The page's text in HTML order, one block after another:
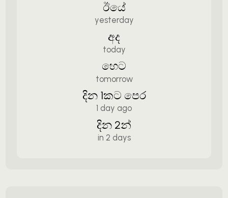
ඊයේ
yesterday
අද
today
හෙට
tomorrow
දින 1කට පෙර
1 day ago
දින 2න්
in 2 days